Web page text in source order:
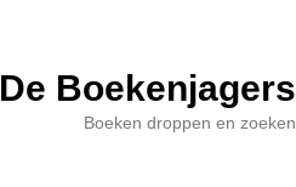
De Boekenjagers
Boeken droppen en zoeken